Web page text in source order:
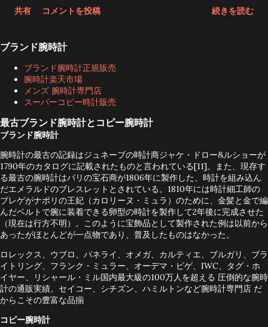
を象徴し、レッドのフラワーモチーフ、地球を守るというブラ
Refractoryコレクションに、18Kムーンシャインゴールドで作
しました。いずれもホイヤー02ムーブメントを搭載し、そのう
レラ キャリバー ホイヤー02T クロノグラフ コピータグ・ホイ
ヤー https://www.apinpai99.com/tagheuer.html 現代的なデ
ザイン、自社製ムーブメント、そして極めて快適なSリンクステ
ンレススチールブレスレット。このレーシングウォッチ、アバ
ンギャルドなスタイルと卓越したパフォーマンスを融合させた
傑作です。コピータグ・ホイヤー カレラ キャリバー ホイヤー
02 クロノグラフ独創的なコンセプト、「自動車神」セナへのオ
マージュです。レーシングレッドの装飾ディテールと、クラシ
ックな「S」ロゴがあしらわれています。レーシングスポーツの
ために設計された高精度コピークロノグラフです。 タグ・ホイ
ヤー カレラ https://ishida-
watch.com/c/bestishida/watches/tagheuer/carrera 軽量
で耐摩耗性に優れたブラックセラミックケースには、タグ・ホ
イヤー自社工場で開発・製造された高品質ムーブメントが搭載
されています。この特別限定モデルは、セナの象徴的な赤いロ
ゴ「S」で装飾され、複雑機構を備えた美しいトゥールビヨンを
搭載しています。コピータグ・ホイヤー カレラ キャリバー ホ
共有 コメントを投稿 続きを読む
ブランド腕時計
ブランド腕時計正規販売
腕時計楽天市場
メンズ 腕時計専門店
スーパーコピー時計販売
最古ブランド腕時計とコピー腕時計
ブランド腕時計
腕時計の最古の記録はジュネーブの時計商ジャケ・ドロー&ルショーが
1790年のカタログに記載されたものと言われている[11]。また、現存す
る最古の腕時計はパリの宝石商が1806年に製作した、時計を組み込ん
だエメラルドのブレスレットとされている。1810年には時計細工師の
ブレゲがナポリの王妃（カロリーヌ・ミュラ）のために、金髪と金で編
んだベルトで腕に装着できる卵型の時計を製作して2年後に完成させた
（現在は行方不明）。このように宝飾品として製作された例は以前から
あったがほとんどが一点物であり、普及したものはなかった。
ロレックス、ウブロ、パネライ、オメガ、カルティエ、ブルガリ、ブラ
イトリング、フランク・ミュラー、オーデマ・ピゲ、IWC、タグ・ホ
イヤー、リシャール・ミル国内最大級の100万人を超える 圧倒的な腕時
計の通販実績。セイコー、シチズン、ハミルトンなど腕時計専門店 だ
からこその豊富な品揃
コピー腕時計